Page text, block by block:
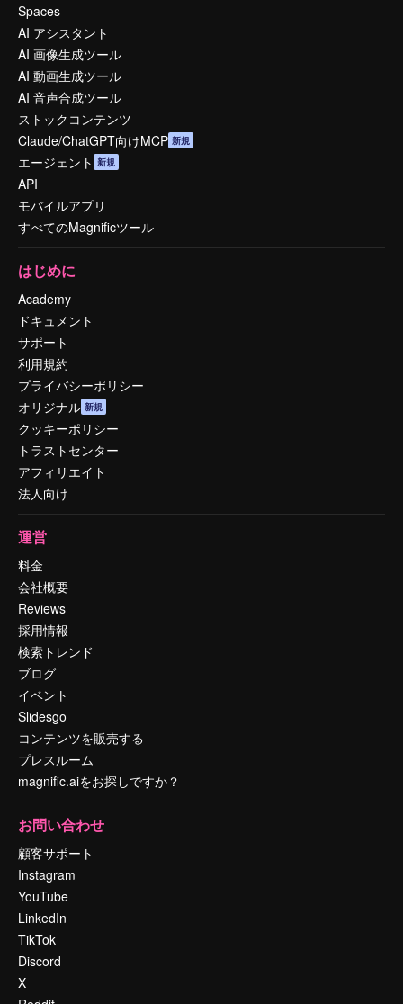
Spaces
AI アシスタント
AI 画像生成ツール
AI 動画生成ツール
AI 音声合成ツール
ストックコンテンツ
Claude/ChatGPT向けMCP 新規
エージェント 新規
API
モバイルアプリ
すべてのMagnificツール
はじめに
Academy
ドキュメント
サポート
利用規約
プライバシーポリシー
オリジナル 新規
クッキーポリシー
トラストセンター
アフィリエイト
法人向け
運営
料金
会社概要
Reviews
採用情報
検索トレンド
ブログ
イベント
Slidesgo
コンテンツを販売する
プレスルーム
magnific.aiをお探しですか？
お問い合わせ
顧客サポート
Instagram
YouTube
LinkedIn
TikTok
Discord
X